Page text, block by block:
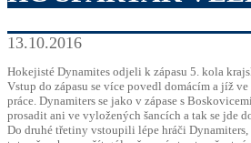
13.10.2016
Hokejisté Dynamites odjeli k zápasu 5. kola
Vstup do zápasu se více povedl domácím a jíž
práce. Dynamiters se jako v zápase s
prosadit ani ve vyložených šancích a tak se jde
Do druhé třetiny vstoupili lépe hráči